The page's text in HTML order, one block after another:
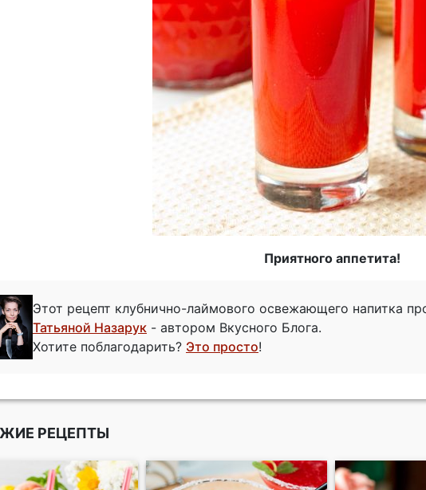
Приятного аппетита!
Этот рецепт клубнично-лаймового освежающего напитка
Татьяной Назарук - автором Вкусного Блога.
Хотите поблагодарить? Это просто!
РЕЦЕПТЫ